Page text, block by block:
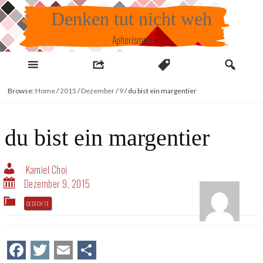
Skip
to
content
Denken tut nicht weh
Aphorismen
Browse: Home/2015 /Dezember/9/du bist ein margentier
du bist ein margentier
Kamiel Choi
Dezember 9, 2015
GEDICHTE
Facebook
Twitter
Email